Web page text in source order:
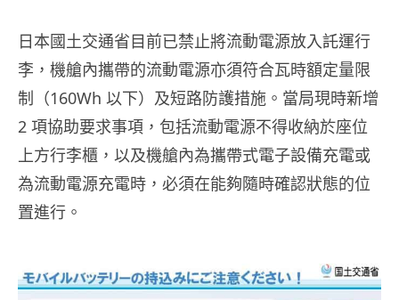
日本國土交通省目前已禁止將流動電源放入託運行
李，機艙內攜帶的流動電源亦須符合瓦時額定量限
制（160Wh 以下）及短路防護措施。當局現時新增
2 項協助要求事項，包括流動電源不得收納於座位
上方行李櫃，以及機艙內為攜帶式電子設備充電或
為流動電源充電時，必須在能夠隨時確認狀態的位
置進行。